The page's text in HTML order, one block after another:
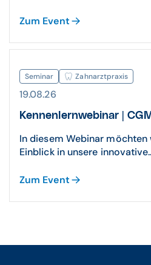
Zum Event
Seminar Zahnarztpraxis
19.08.26
Kennenlernwebinar |
In diesem Webinar möchten
Einblick in unsere
Zum Event